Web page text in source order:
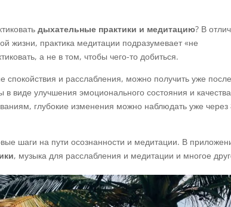
дыхательные практики и медитацию? В
жизни, практика медитации подразумевает «не
а не в том, чтобы чего-то добиться.
спокойствия и расслабления, можно получить уже после
в виде улучшения эмоционального состояния и качества
глубокие изменения можно наблюдать уже через
шаги на пути осознанности и медитации. В
, музыка для расслабления и медитации и многое